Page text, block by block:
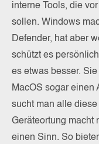
interne Tools, die
sollen. Windows
Defender, hat aber
schützt es
es etwas besser.
MacOS sogar einen
sucht man alle
Geräteortung macht
einen Sinn. So